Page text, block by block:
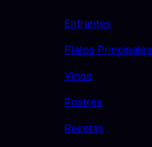
Entrantes
Platos Principales
Vinos
Postres
Recetas